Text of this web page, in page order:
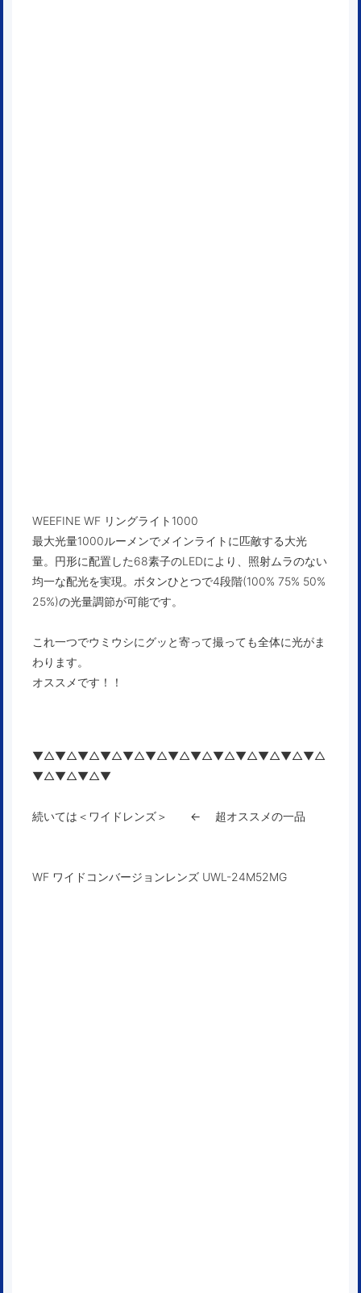
WEEFINE WF リングライト1000
最大光量1000ルーメンでメインライトに匹敵する大光
量。円形に配置した68素子のLEDにより、照射ムラのない
均一な配光を実現。ボタンひとつで4段階(100% 75% 50%
25%)の光量調節が可能です。
これ一つでウミウシにグッと寄って撮っても全体に光がま
わります。
オススメです！！
▼△▼△▼△▼△▼△▼△▼△▼△▼△▼△▼△▼△▼△
▼△▼△▼△▼
続いては＜ワイドレンズ＞ ← 超オススメの一品
WF ワイドコンバージョンレンズ UWL-24M52MG